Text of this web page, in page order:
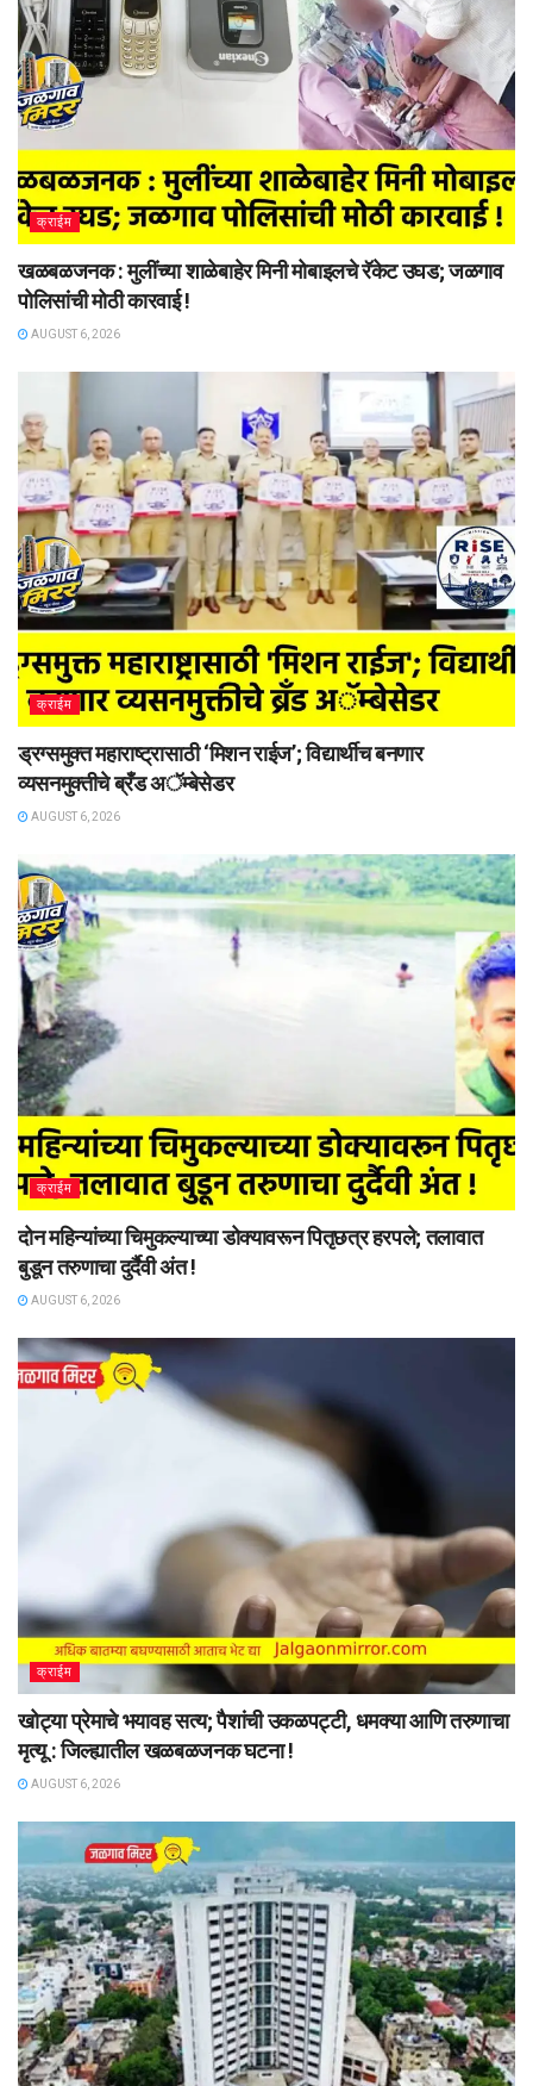
क्राईम
खळबळजनक : मुलींच्या शाळेबाहेर मिनी मोबाइलचे रॅकेट उघड; जळगाव
पोलिसांची मोठी कारवाई !
AUGUST 6, 2026
क्राईम
ड्रग्समुक्त महाराष्ट्रासाठी ‘मिशन राईज’; विद्यार्थीच बनणार
व्यसनमुक्तीचे ब्रँड अॅम्बेसेडर
AUGUST 6, 2026
क्राईम
दोन महिन्यांच्या चिमुकल्याच्या डोक्यावरून पितृछत्र हरपले; तलावात
बुडून तरुणाचा दुर्दैवी अंत !
AUGUST 6, 2026
क्राईम
खोट्या प्रेमाचे भयावह सत्य; पैशांची उकळपट्टी, धमक्या आणि तरुणाचा
मृत्यू : जिल्ह्यातील खळबळजनक घटना !
AUGUST 6, 2026